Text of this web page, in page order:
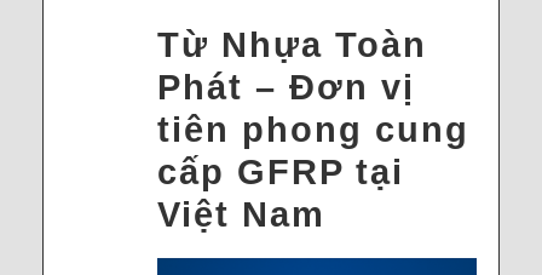
Từ Nhựa Toàn
Phát – Đơn vị
tiên phong cung
cấp GFRP tại
Việt Nam